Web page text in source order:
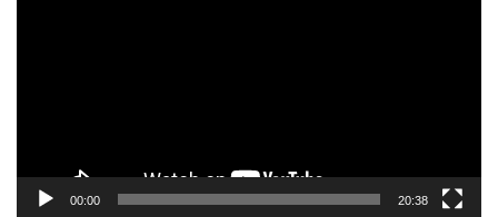
00:00 20:38